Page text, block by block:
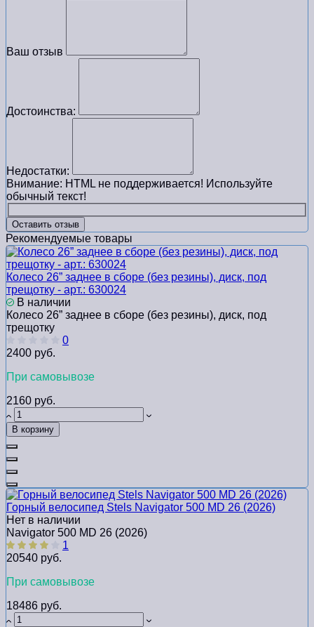
Ваш отзыв
Достоинства:
Недостатки:
Внимание: HTML не поддерживается! Используйте
обычный текст!
Оставить отзыв
Рекомендуемые товары
Колесо 26” заднее в сборе (без резины), диск, под
трещотку - арт.: 630024
В наличии
Колесо 26” заднее в сборе (без резины), диск, под
трещотку
0
2400 руб.
При самовывозе
2160 руб.
В корзину
Горный велосипед Stels Navigator 500 MD 26 (2026)
Нет в наличии
Navigator 500 MD 26 (2026)
1
20540 руб.
При самовывозе
18486 руб.